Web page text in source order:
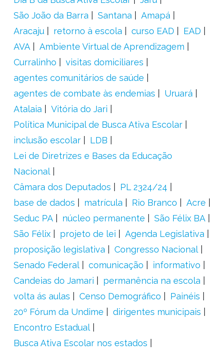
São João da Barra
Santana
Amapá
Aracaju
retorno à escola curso EAD
EAD
AVA
Ambiente Virtual de Aprendizagem
Curralinho
visitas domiciliares
agentes comunitários de saúde
agentes de combate às endemias
Uruará
Atalaia
Vitória do Jari
Política Municipal de Busca Ativa Escolar
inclusão escolar
LDB
Lei de Diretrizes e Bases da Educação
Nacional
Câmara dos Deputados
PL 2324/24
base de dados
matrícula Rio Branco
Acre
Seduc PA
núcleo permanente
São Félix BA
São Félix
projeto de lei
Agenda Legislativa
proposição legislativa
Congresso Nacional
Senado Federal
comunicação
informativo
Candeias do Jamari
permanência na escola
volta ás aulas
Censo Demográfico
Painéis
20º Fórum da Undime
dirigentes municipais
Encontro Estadual
Busca Ativa Escolar nos estados